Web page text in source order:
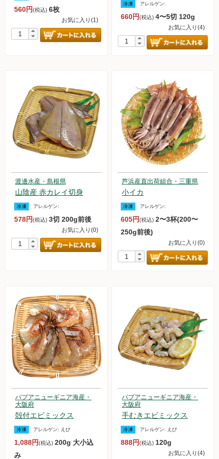
560円(税込) 6枚
お気に入り(1)
冷凍 アレルゲン:
660円(税込)4〜5切 120g
お気に入り(4)
渡邊水産・島根県
山陰産 赤カレイ切身
冷凍 アレルゲン:
578円(税込) 3切 200g前後
お気に入り(0)
芦浜産直出荷組合・三重県
小イカ
冷凍 アレルゲン:
605円(税込)2〜3杯(200〜
250g前後)
お気に入り(0)
パプアニューギニア海産・
大阪府
殻付エビミックス
冷凍 アレルゲン: えび
1,088円(税込) 200g 大小込
み
パプアニューギニア海産・
大阪府
手むきエビミックス
冷凍 アレルゲン: えび
888円(税込) 120g
お気に入り(4)